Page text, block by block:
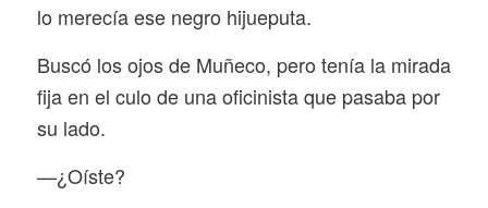
lo merecía ese negro hijueputa.
Buscó los ojos de Muñeco, pero tenía la mirada
fija en el culo de una oficinista que pasaba por
su lado.
—¿Oíste?